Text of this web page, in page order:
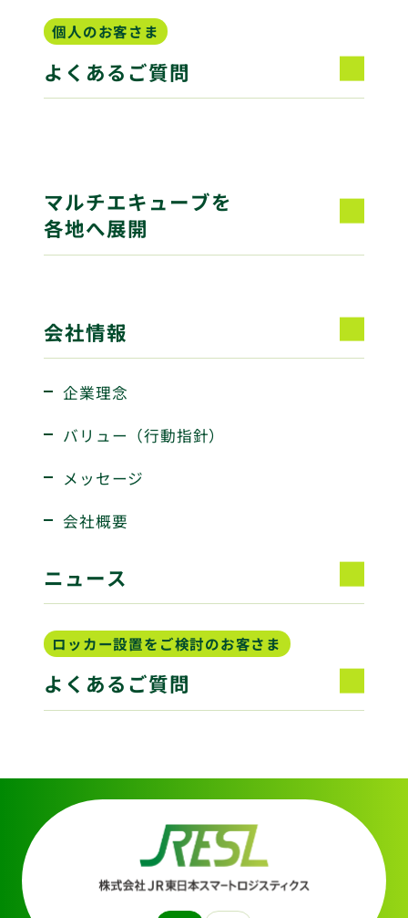
個人のお客さま
よくあるご質問
マルチエキューブを
各地へ展開
会社情報
企業理念
バリュー（行動指針）
メッセージ
会社概要
ニュース
ロッカー設置をご検討のお客さま
よくあるご質問